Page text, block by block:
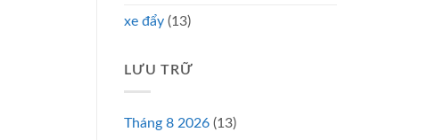
xe đẩy (13)
LƯU TRỮ
Tháng 8 2026 (13)